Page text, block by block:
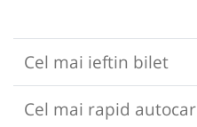
Cel mai ieftin bilet
Cel mai rapid autocar